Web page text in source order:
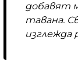
добавят
тавана.
изглежда